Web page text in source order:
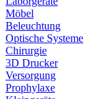
Möbel
Beleuchtung
Optische Systeme
Chirurgie
3D Drucker
Versorgung
Prophylaxe